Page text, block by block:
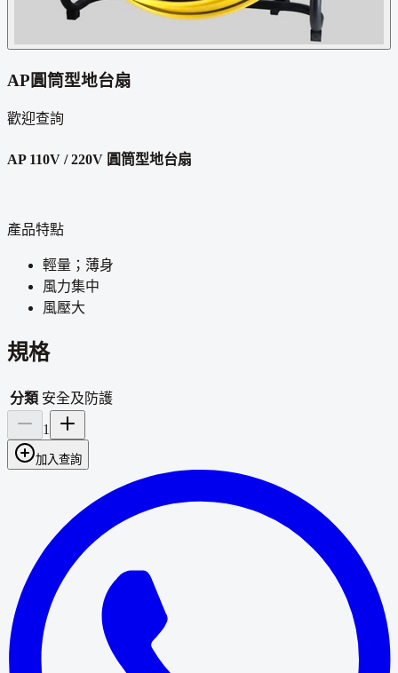
AP圓筒型地台扇
歡迎查詢
AP 110V / 220V 圓筒型地台扇
產品特點
輕量；薄身
風力集中
風壓大
規格
分類 安全及防護
1
加入查詢